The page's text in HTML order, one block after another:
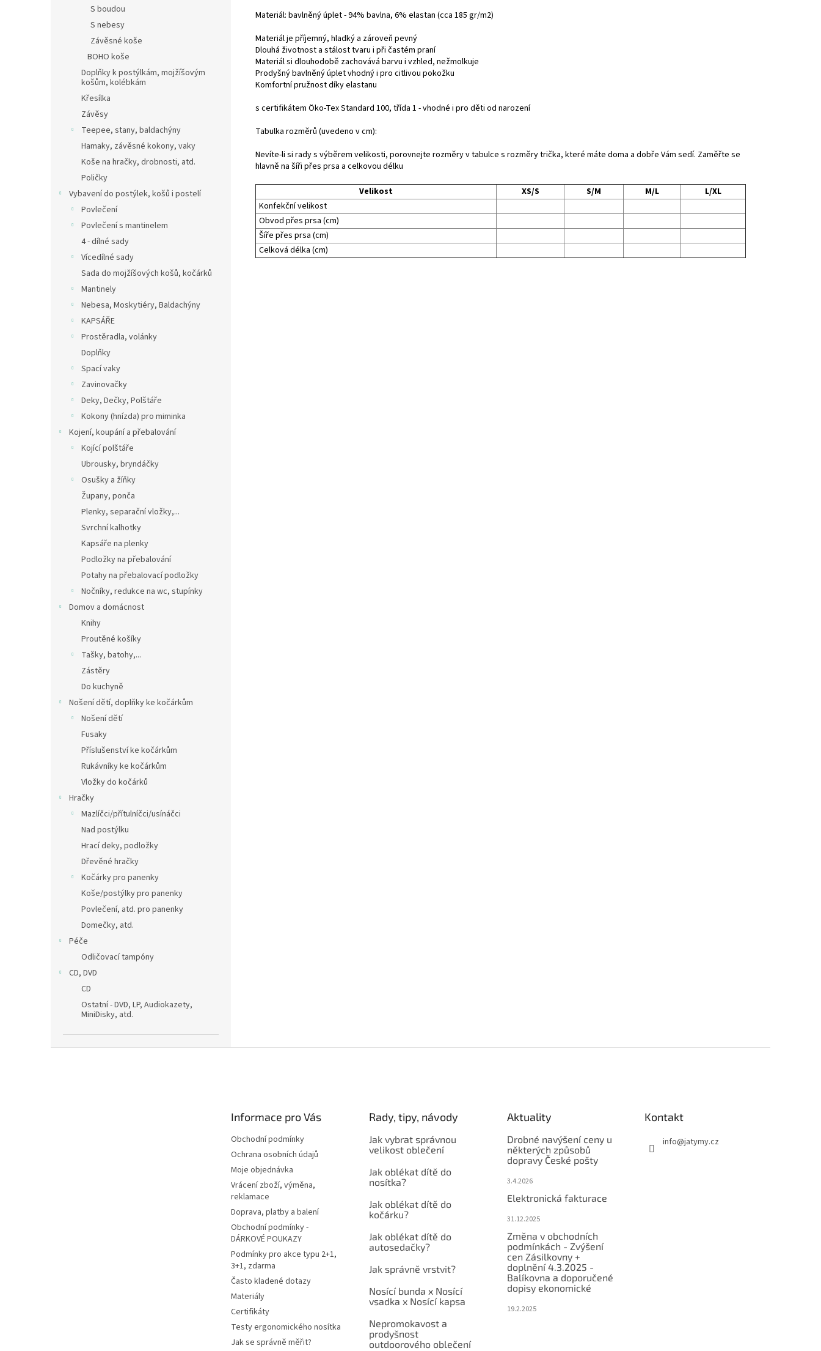
S boudou
S nebesy
Závěsné koše
BOHO koše
Doplňky k postýlkám, mojžíšovým
košům, kolébkám
Křesílka
Závěsy
Teepee, stany, baldachýny
Hamaky, závěsné kokony, vaky
Koše na hračky, drobnosti, atd.
Poličky
Vybavení do postýlek, košů i postelí
Povlečení
Povlečení s mantinelem
4 - dílné sady
Vícedílné sady
Sada do mojžíšových košů, kočárků
Mantinely
Nebesa, Moskytiéry, Baldachýny
KAPSÁŘE
Prostěradla, volánky
Doplňky
Spací vaky
Zavinovačky
Deky, Dečky, Polštáře
Kokony (hnízda) pro miminka
Kojení, koupání a přebalování
Kojící polštáře
Ubrousky, bryndáčky
Osušky a žíňky
Župany, ponča
Plenky, separační vložky,...
Svrchní kalhotky
Kapsáře na plenky
Podložky na přebalování
Potahy na přebalovací podložky
Nočníky, redukce na wc, stupínky
Domov a domácnost
Knihy
Proutěné košíky
Tašky, batohy,...
Zástěry
Do kuchyně
Nošení dětí, doplňky ke kočárkům
Nošení dětí
Fusaky
Příslušenství ke kočárkům
Rukávníky ke kočárkům
Vložky do kočárků
Hračky
Mazlíčci/přítulníčci/usínáčci
Nad postýlku
Hrací deky, podložky
Dřevěné hračky
Kočárky pro panenky
Koše/postýlky pro panenky
Povlečení, atd. pro panenky
Domečky, atd.
Péče
Odličovací tampóny
CD, DVD
CD
Ostatní - DVD, LP, Audiokazety,
MiniDisky, atd.
Materiál: bavlněný úplet - 94% bavlna, 6% elastan (cca 185 gr/m2)
Materiál je příjemný, hladký a zároveň pevný
Dlouhá životnost a stálost tvaru i při častém praní
Materiál si dlouhodobě zachovává barvu i vzhled, nežmolkuje
Prodyšný bavlněný úplet vhodný i pro citlivou pokožku
Komfortní pružnost díky elastanu
s certifikátem Öko-Tex Standard 100, třída 1 - vhodné i pro děti od narození
Tabulka rozměrů (uvedeno v cm):
Nevíte-li si rady s výběrem velikosti, porovnejte rozměry v tabulce s rozměry trička, které máte doma a dobře Vám sedí. Zaměřte se
hlavně na šíři přes prsa a celkovou délku
Velikost XS/S S/M M/L
L/XL
Konfekční velikost
Obvod přes prsa (cm)
Šíře přes prsa (cm)
Celková délka (cm)
Informace pro Vás
Obchodní podmínky
Ochrana osobních údajů
Moje objednávka
Vrácení zboží, výměna,
reklamace
Doprava, platby a balení
Obchodní podmínky -
DÁRKOVÉ POUKAZY
Podmínky pro akce typu 2+1,
3+1, zdarma
Často kladené dotazy
Materiály
Certifikáty
Testy ergonomického nosítka
Jak se správně měřit?
Rady, tipy, návody
Jak vybrat správnou
velikost oblečení
Jak oblékat dítě do
nosítka?
Jak oblékat dítě do
kočárku?
Jak oblékat dítě do
autosedačky?
Jak správně vrstvit?
Nosící bunda x Nosící
vsadka x Nosící kapsa
Nepromokavost a
prodyšnost
outdoorového oblečení
Aktuality
Drobné navýšení ceny u
některých způsobů
dopravy České pošty
3.4.2026
Elektronická fakturace
31.12.2025
Změna v obchodních
podmínkách - Zvýšení
cen Zásilkovny +
doplnění 4.3.2025 -
Balíkovna a doporučené
dopisy ekonomické
19.2.2025
Kontakt
info@jatymy.cz